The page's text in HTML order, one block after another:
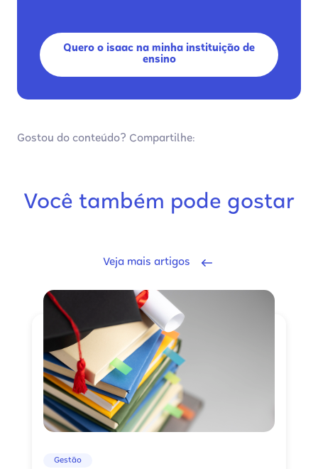
Quero o isaac na minha instituição de
ensino
Gostou do conteúdo? Compartilhe:
Você também pode gostar
Veja mais artigos
Gestão